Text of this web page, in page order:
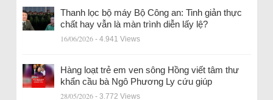
Thanh lọc bộ máy Bộ Công an: Tinh giản thực
chất hay vẫn là màn trình diễn lấy lệ?
16/06/2026 - 4.941 Views
Hàng loạt trẻ em ven sông Hồng viết tâm thư
khẩn cầu bà Ngô Phương Ly cứu giúp
28/05/2026 - 3.772 Views